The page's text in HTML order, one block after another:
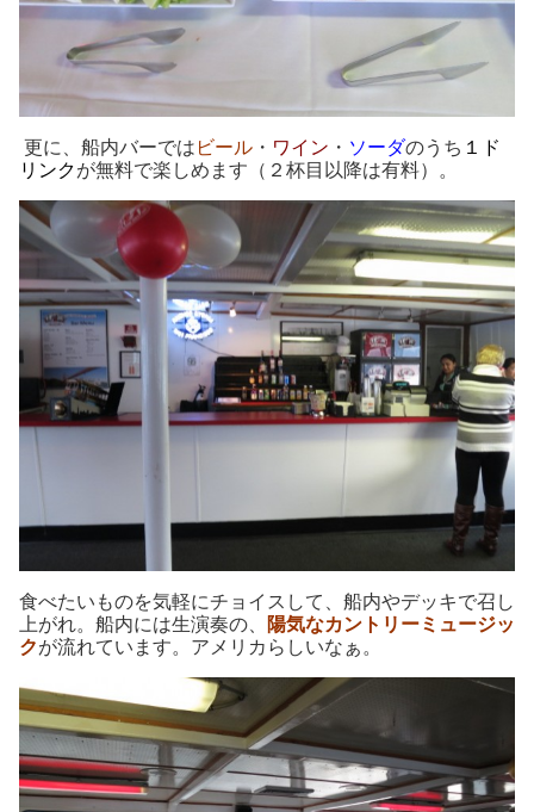
更に、船内バーでは ビール ・ ワイン ・ ソーダのうち １ド
リンクが無料で楽しめます（２杯目以降は有料）。
食べたいものを気軽にチョイスして、船内やデッキで召し
上がれ。船内には生演奏の、
陽気なカントリーミュージッ
クが流れています。アメリカらしいなぁ。